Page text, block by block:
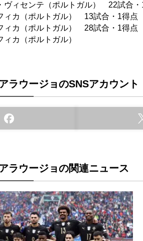
ィセンテ（ポルトガル） 22試合・
カ（ポルトガル） 13試合・1得点
カ（ポルトガル） 28試合・1得点
カ（ポルトガル）
ラウージョのSNSアカウント
ラウージョの関連ニュース